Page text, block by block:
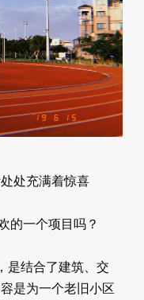
处充满着惊喜
的一个项目吗？
是结合了建筑、交
是为一个老旧小区